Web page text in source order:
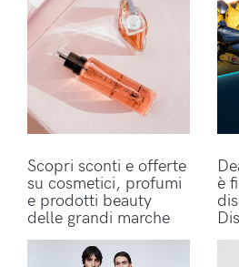
Scopri sconti e offerte
su cosmetici, profumi
e prodotti beauty
delle grandi marche
è